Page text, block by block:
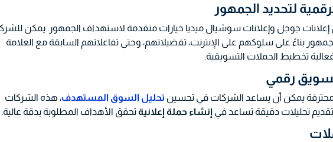
إعلانات جوجل وإعلانات سوشيال ميديا خيارات متقدمة لاستهداف الجمهور. يمكن
بناءً على سلوكهم على الإنترنت، تفضيلاتهم، وحتى تفاعلاتهم السابقة مع العلامة
فعالية تخطيط الحملات التسويقية.
يمكن أن يساعد الشركات في تحسين تحليل السوق المستهدف، هذه الشركات
تحليلات دقيقة تساعد في إنشاء حملة إعلانيةتحقق الأهداف المطلوبة بدقة عالية.